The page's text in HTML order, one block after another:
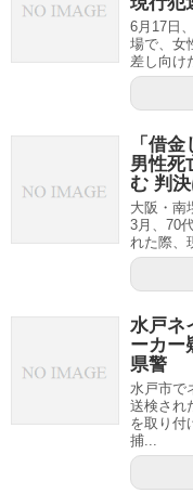
6月17日
場で、女
差し向け
「借
男性死
む 判
大阪・南
3月、70
れた際、
水戸ネ
ーカー
県警
水戸市で
送検され
を取り付
捕...